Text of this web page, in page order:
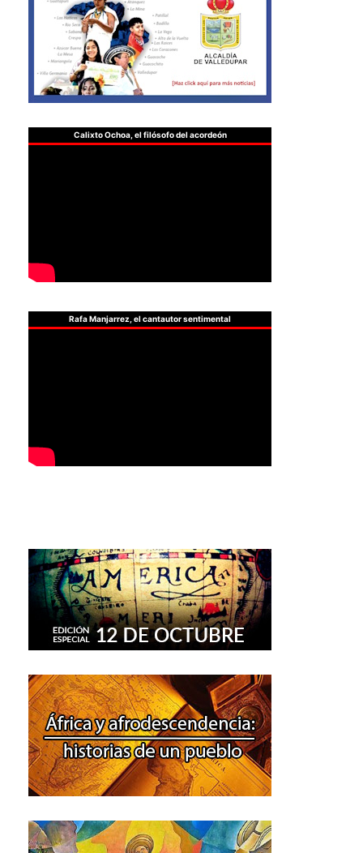
Calixto Ochoa, el filósofo del acordeón
Rafa Manjarrez, el cantautor sentimental